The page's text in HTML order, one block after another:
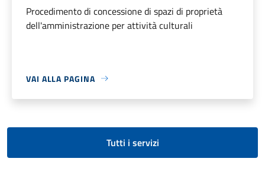
Procedimento di concessione di spazi di proprietà
dell'amministrazione per attività culturali
VAI ALLA PAGINA
Tutti i servizi